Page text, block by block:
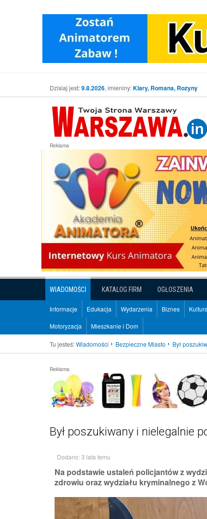
Dzisiaj jest:9.8.2026, imieniny:Klary, Romana, Rozyny
Reklama
WIADOMOŚCI KATALOG FIRM OGŁOSZENIA
Informacje Edukacja Wydarzenia Biznes
Motoryzacja Mieszkanie i Dom
Tu jesteś:Wiadomości Bezpieczne Miasto Był
Reklama:
Był poszukiwany i nielegalnie
Dodano: 3 lata temu
Na podstawie ustaleń policjantów z
zdrowiu oraz wydziału kryminalnego z